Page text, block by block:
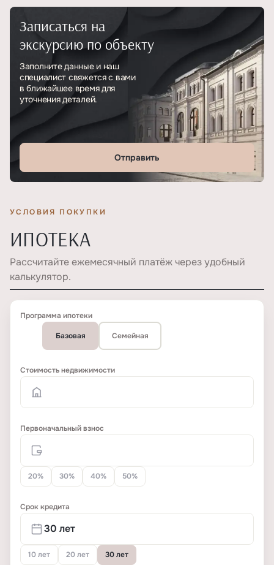
ТипЖК
Этажность
Записаться на
экскурсию по объекту
Заполните данные и наш
специалист свяжется с вами
в ближайшее время для
уточнения деталей.
Отправить
УСЛОВИЯ ПОКУПКИ
ИПОТЕКА
Рассчитайте ежемесячный платёж через удобный
калькулятор.
Программа ипотеки
Базовая Семейная
Стоимость недвижимости
Первоначальный взнос
20% 30% 40% 50%
Срок кредита
10 лет 20 лет 30 лет